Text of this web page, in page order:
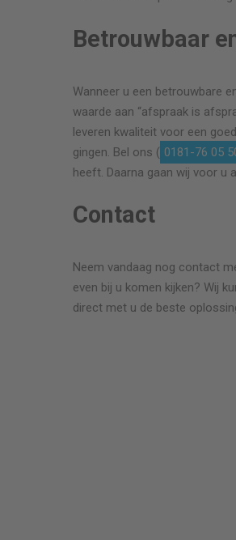
Betrouwbaar
Wanneer u een betrouwbare
waarde aan “afspraak is
leveren kwaliteit voor een
gingen. Bel ons ( 0181-76 05
heeft. Daarna gaan wij voor u
Contact
Neem vandaag nog contact
even bij u komen kijken? Wij
direct met u de beste
Top! Meneer Quist
Snelle service,